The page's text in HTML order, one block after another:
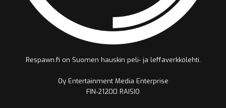
Respawn.fi on Suomen hauskin peli- ja leffaverkkolehti.
Oy Entertainment Media Enterprise
FIN-21200 RAISIO